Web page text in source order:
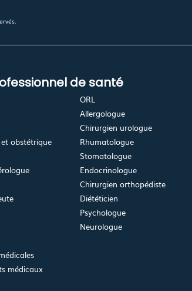
de santé
obstétrique
médicaux
ORL
Allergologue
Chirurgien urologue
Rhumatologue
Stomatologue
Endocrinologue
Chirurgien orthopédiste
Diététicien
Psychologue
Neurologue